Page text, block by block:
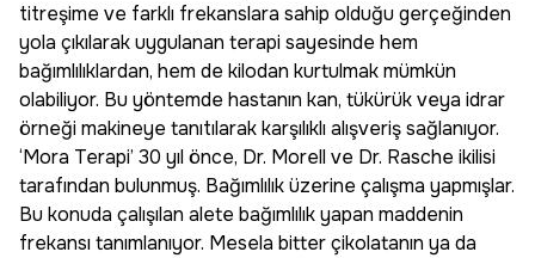
titreşime ve farklı frekanslara sahip olduğu gerçeğinden
yola çıkılarak uygulanan terapi sayesinde hem
bağımlılıklardan, hem de kilodan kurtulmak mümkün
olabiliyor. Bu yöntemde hastanın kan, tükürük veya idrar
örneği makineye tanıtılarak karşılıklı alışveriş sağlanıyor.
‘Mora Terapi’ 30 yıl önce, Dr. Morell ve Dr. Rasche ikilisi
tarafından bulunmuş. Bağımlılık üzerine çalışma yapmışlar.
Bu konuda çalışılan alete bağımlılık yapan maddenin
frekansı tanımlanıyor. Mesela bitter çikolatanın ya da